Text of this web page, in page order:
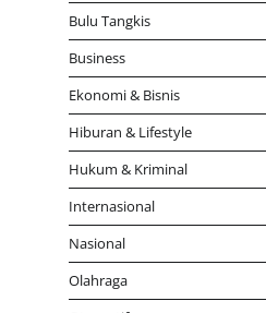
Bulu Tangkis
Business
Ekonomi & Bisnis
Hiburan & Lifestyle
Hukum & Kriminal
Internasional
Nasional
Olahraga